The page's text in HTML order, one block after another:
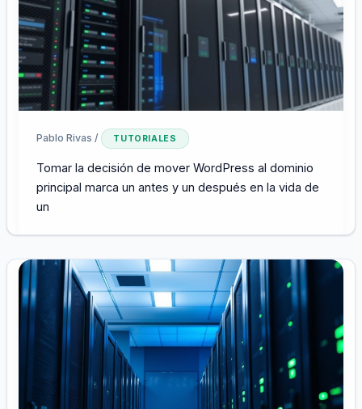
Pablo Rivas/ TUTORIALES
Tomar la decisión de mover WordPress al dominio
principal marca un antes y un después en la vida de
un